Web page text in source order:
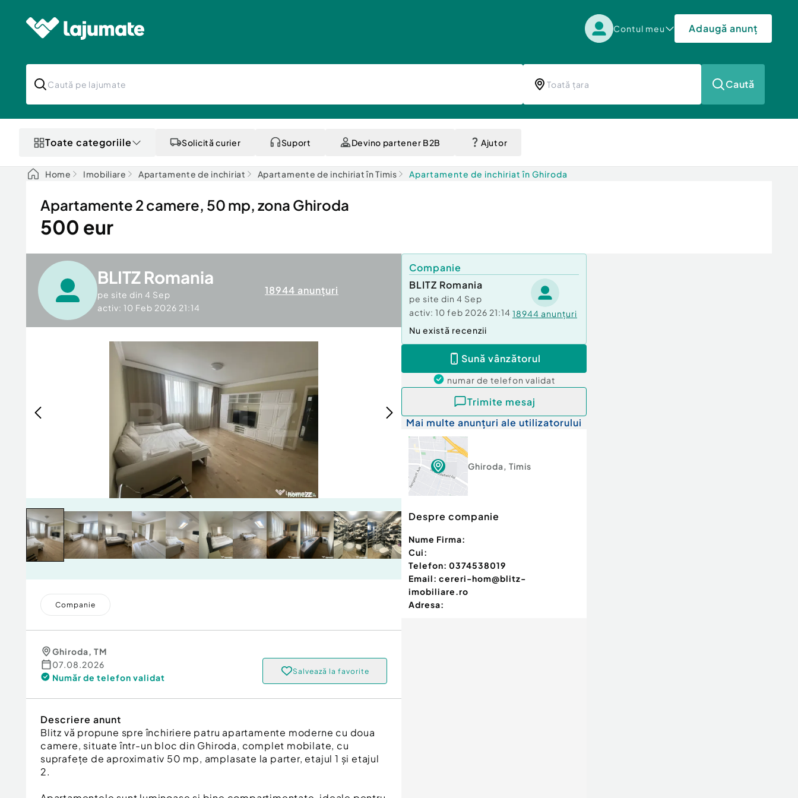
Contul meu Adaugă anunț
Caută
Toate categoriile Solicită curier Suport Devino partener B2B Ajutor
Home Imobiliare Apartamente de inchiriat Apartamente de inchiriat în Timis Apartamente de inchiriat în Ghiroda
Apartamente 2 camere, 50 mp, zona Ghiroda
500 eur
BLITZ Romania
pe site din 4 Sep
activ: 10 Feb 2026 21:14
18944 anunțuri
Companie
Ghiroda, TM
07.08.2026
Număr de telefon validat
Salvează la favorite
Descriere anunt
Blitz vă propune spre închiriere patru apartamente moderne cu doua
camere, situate într-un bloc din Ghiroda, complet mobilate, cu
suprafețe de aproximativ 50 mp, amplasate la parter, etajul 1 și etajul
2.
Companie
BLITZ Romania
pe site din 4 Sep
activ: 10 feb 2026 21:14 18944 anunțuri
Nu există recenzii
Sună vânzătorul
numar de telefon validat
Trimite mesaj
Mai multe anunțuri ale utilizatorului
Ghiroda, Timis
Despre companie
Nume Firma:
Cui:
Telefon: 0374538019
Email: cereri-hom@blitz-
imobiliare.ro
Adresa: